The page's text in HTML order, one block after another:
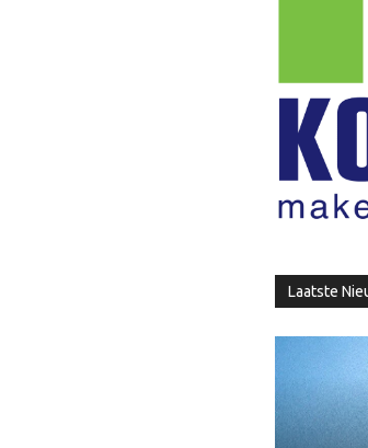
Laatste